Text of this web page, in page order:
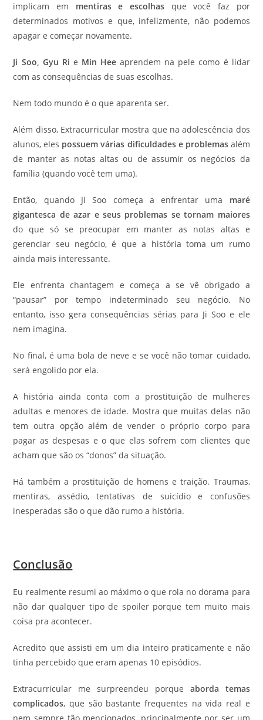
implicam em mentiras e escolhas que você faz por
determinados motivos e que, infelizmente, não podemos
apagar e começar novamente.
Ji Soo, Gyu Ri e Min Hee aprendem na pele como é lidar
com as consequências de suas escolhas.
Nem todo mundo é o que aparenta ser.
Além disso, Extracurricular mostra que na adolescência dos
alunos, eles possuem várias dificuldades e problemasalém
de manter as notas altas ou de assumir os negócios da
família (quando você tem uma).
Então, quando Ji Soo começa a enfrentar uma maré
gigantesca de azar e seus problemas se tornam maiores
do que só se preocupar em manter as notas altas e
gerenciar seu negócio, é que a história toma um rumo
ainda mais interessante.
Ele enfrenta chantagem e começa a se vê obrigado a
“pausar” por tempo indeterminado seu negócio. No
entanto, isso gera consequências sérias para Ji Soo e ele
nem imagina.
No final, é uma bola de neve e se você não tomar cuidado,
será engolido por ela.
A história ainda conta com a prostituição de mulheres
adultas e menores de idade. Mostra que muitas delas não
tem outra opção além de vender o próprio corpo para
pagar as despesas e o que elas sofrem com clientes que
acham que são os “donos” da situação.
Há também a prostituição de homens e traição. Traumas,
mentiras, assédio, tentativas de suicídio e confusões
inesperadas são o que dão rumo a história.
Conclusão
Eu realmente resumi ao máximo o que rola no dorama para
não dar qualquer tipo de spoiler porque tem muito mais
coisa pra acontecer.
Acredito que assisti em um dia inteiro praticamente e não
tinha percebido que eram apenas 10 episódios.
Extracurricular me surpreendeu porque aborda temas
complicados, que são bastante frequentes na vida real e